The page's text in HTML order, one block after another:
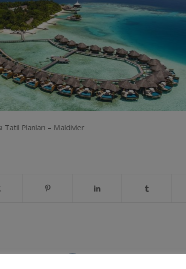
Tatil Planları – Maldivler